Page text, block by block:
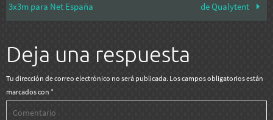
3x3m para Net España
de Qualytent
Deja una respuesta
Tu dirección de correo electrónico no será publicada. Los campos obligatorios están
marcados con *